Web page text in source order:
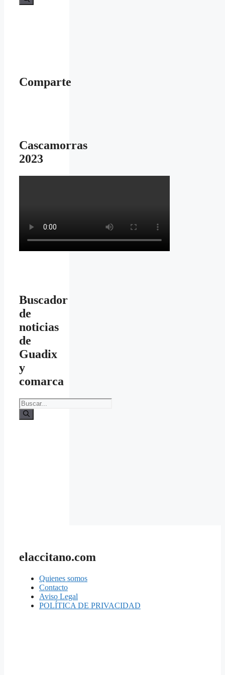
Comparte
Cascamorras
2023
Buscador
de
noticias
de
Guadix
y
comarca
Buscar:
elaccitano.com
Quienes somos
Contacto
Aviso Legal
POLÍTICA DE PRIVACIDAD